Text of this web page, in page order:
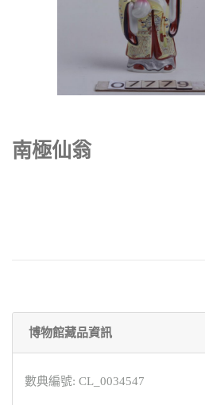
南極仙翁
博物館藏品資訊
數典編號: CL_0034547